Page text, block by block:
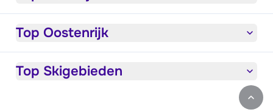
Top Oostenrijk
Top Skigebieden